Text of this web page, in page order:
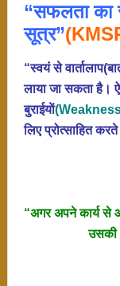
“सफलता का
सूत्र”
“स्वयं से
लाया जा सकता है।
बुराईयाें
लिए प्रोत्साहित
“अगर अपने कार्य से
उसकी